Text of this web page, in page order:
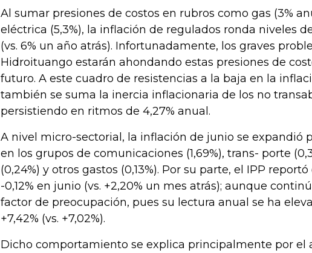
Al sumar presiones de costos en rubros como gas (3%
eléctrica (5,3%), la inflación de regulados ronda niveles de
(vs. 6% un año atrás). Infortunadamente, los graves
Hidroituango estarán ahondando estas presiones de
futuro. A este cuadro de resistencias a la baja en la
también se suma la inercia inflacionaria de los no
persistiendo en ritmos de 4,27% anual.
A nivel micro-sectorial, la inflación de junio se expandió
en los grupos de comunicaciones (1,69%), trans- porte
(0,24%) y otros gastos (0,13%). Por su parte, el IPP
-0,12% en junio (vs. +2,20% un mes atrás); aunque
factor de preocupación, pues su lectura anual se ha
+7,42% (vs. +7,02%).
Dicho comportamiento se explica principalmente por el